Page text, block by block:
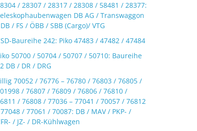
/ 28307 / 28317 / 28308 / 58481 / 28377:
DB AG / Transwaggon
/ FS / ÖBB / SBB (Cargo)/ VTG
Baureihe 242: Piko 47483 / 47482 / 47484
50700 / 50704 / 50707 / 50710: Baureihe
DB / DR / DRG
70052 / 76776 – 76780 / 76803 / 76805 /
/ 76807 / 76809 / 76806 / 76810 /
/ 76808 / 77036 – 77041 / 70057 / 76812
/ 77061 / 70087: DB / MAV / PKP- /
/ JZ- / DR-Kühlwagen